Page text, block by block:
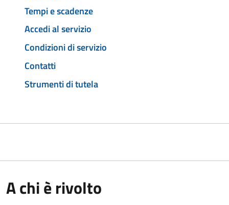
Tempi e scadenze
Accedi al servizio
Condizioni di servizio
Contatti
Strumenti di tutela
A chi è rivolto